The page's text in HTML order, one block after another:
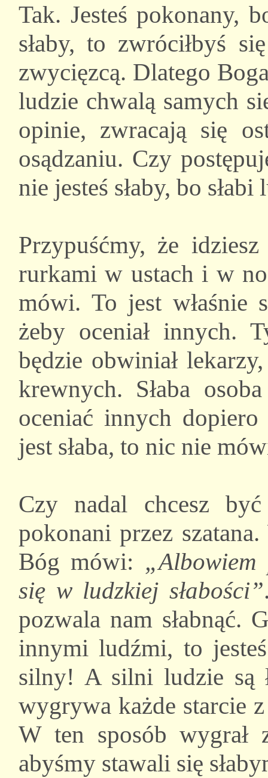
Tak. Jesteś pokonany,
słaby, to zwróciłbyś
zwycięzcą. Dlatego
ludzie chwalą samych
opinie, zwracają się
osądzaniu. Czy
nie jesteś słaby, bo
Przypuśćmy, że
rurkami w ustach i w
mówi. To jest właśnie
żeby oceniał innych.
będzie obwiniał
krewnych. Słaba
oceniać innych
jest słaba, to nic nie
Czy nadal chcesz
pokonani przez
Bóg mówi: „Albowiem
się w ludzkiej słabości”
pozwala nam słabnąć.
innymi ludźmi, to
silny! A silni ludzie są
wygrywa każde starcie
W ten sposób wygrał
abyśmy stawali się